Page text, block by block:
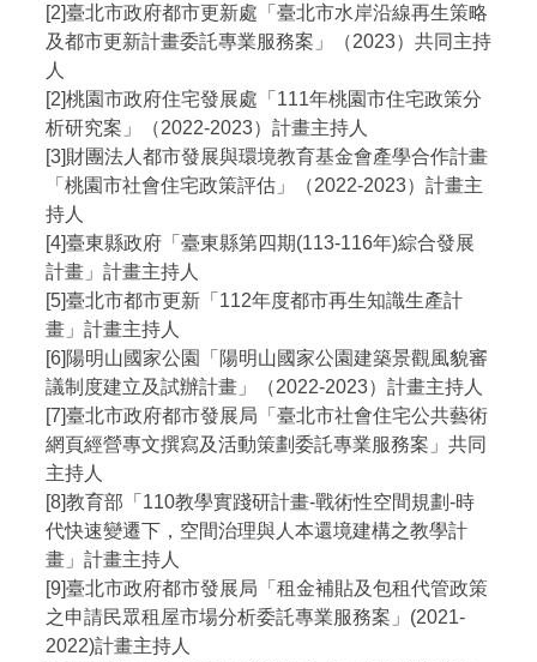
[2]臺北市政府都市更新處「臺北市水岸沿線再生策略
及都市更新計畫委託專業服務案」（2023）共同主持
人
[2]桃園市政府住宅發展處「111年桃園市住宅政策分
析研究案」（2022-2023）計畫主持人
[3]財團法人都市發展與環境教育基金會產學合作計畫
「桃園市社會住宅政策評估」（2022-2023）計畫主
持人
[4]臺東縣政府「臺東縣第四期(113-116年)綜合發展
計畫」計畫主持人
[5]臺北市都市更新「112年度都市再生知識生產計
畫」計畫主持人
[6]陽明山國家公園「陽明山國家公園建築景觀風貌審
議制度建立及試辦計畫」（2022-2023）計畫主持人
[7]臺北市政府都市發展局「臺北市社會住宅公共藝術
網頁經營專文撰寫及活動策劃委託專業服務案」共同
主持人
[8]教育部「110教學實踐研計畫-戰術性空間規劃-時
代快速變遷下，空間治理與人本還境建構之教學計
畫」計畫主持人
[9]臺北市政府都市發展局「租金補貼及包租代管政策
之申請民眾租屋市場分析委託專業服務案」(2021-
2022)計畫主持人